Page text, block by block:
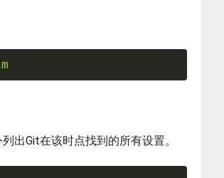
出Git在该时点找到的所有设置。